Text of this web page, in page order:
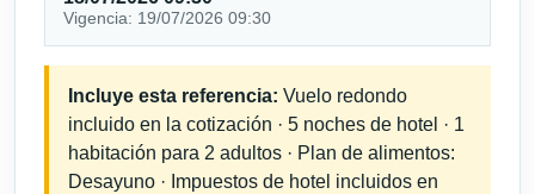
Vigencia: 19/07/2026 09:30
Incluye esta referencia: Vuelo redondo
incluido en la cotización · 5 noches de hotel · 1
habitación para 2 adultos · Plan de alimentos:
Desayuno · Impuestos de hotel incluidos en